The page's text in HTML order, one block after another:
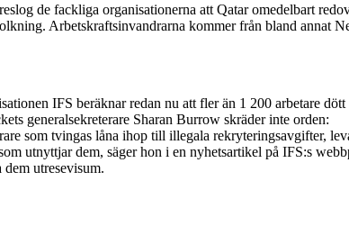
de fackliga organisationerna att Qatar omedelbart
Arbetskraftsinvandrarna kommer från bland annat
IFS beräknar redan nu att fler än 1 200 arbetare
generalsekreterare Sharan Burrow skräder inte orden:
som tvingas låna ihop till illegala rekryteringsavgifter,
utnyttjar dem, säger hon i en nyhetsartikel på IFS:s
utresevisum.